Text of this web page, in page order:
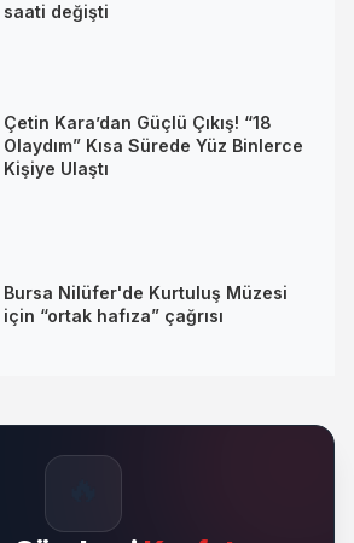
saati değişti
Çetin Kara’dan Güçlü Çıkış! “18
Olaydım” Kısa Sürede Yüz Binlerce
Kişiye Ulaştı
Bursa Nilüfer'de Kurtuluş Müzesi
için “ortak hafıza” çağrısı